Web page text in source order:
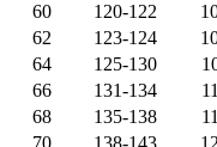
60
120-122
62
123-124
64
125-130
66
131-134
68
135-138